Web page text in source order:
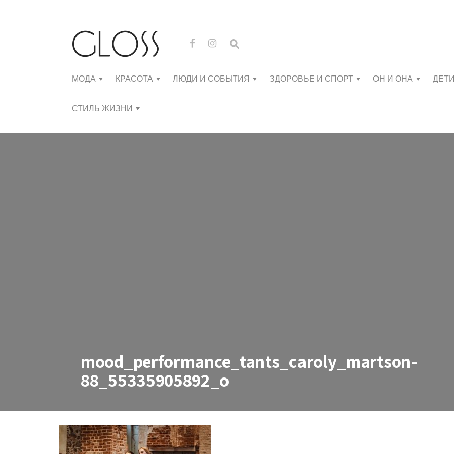
МОДА КРАСОТА ЛЮДИ И СОБЫТИЯ ЗДОРОВЬЕ И СПОРТ ОН И ОНА
СТИЛЬ ЖИЗНИ
mood_performance_tants_caroly_martson-
88_55335905892_o
mood_performance_tants_caroly_martson-88_55335905892_o